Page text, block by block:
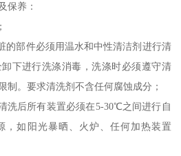
保养：
的部件必须用温水和中性清洁剂进行清
下进行洗涤消毒，洗涤时必须遵守清
制。要求清洗剂不含任何腐蚀成分；
洗后所有装置必须在5-30℃之间进行自
，如阳光暴晒、火炉、任何加热装置